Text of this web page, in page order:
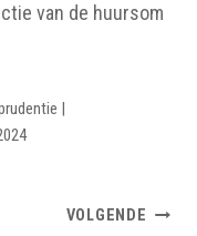
van de huursom
|
VOLGENDE